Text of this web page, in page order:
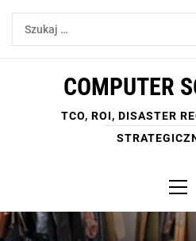
Skip
Szukaj:
COMPUTER
TCO, ROI, DISASTER